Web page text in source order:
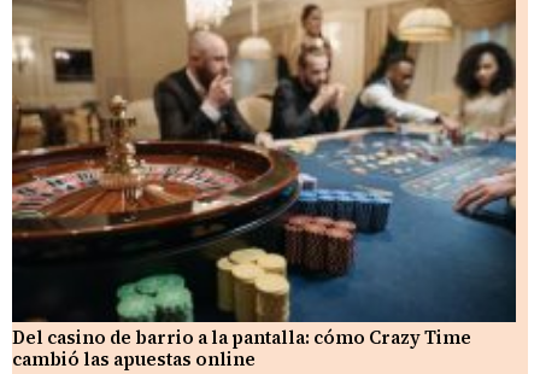
Del casino de barrio a la pantalla: cómo Crazy Time
cambió las apuestas online